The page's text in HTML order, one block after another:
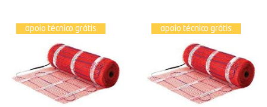
apoio técnico grátis apoio técnico grátis